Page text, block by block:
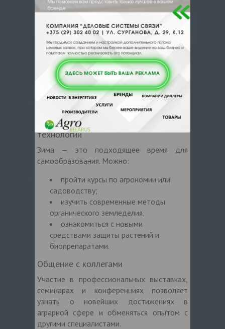
заточку и ремонт садового
инструмента;
обновление или модернизацию
систем полива.
6. Укрепление знаний
Обучение и изучение новых
технологий
Зима — это подходящее время для
самообразования. Можно:
пройти курсы по агрономии или
садоводству;
изучить современные методы
органического земледелия;
ознакомиться с новыми
средствами защиты растений и
биопрепаратами.
Общение с коллегами
Участие в профессиональных выставках,
семинарах и конференциях позволяет
узнать о новейших достижениях в
аграрной сфере и обменяться опытом с
другими специалистами.